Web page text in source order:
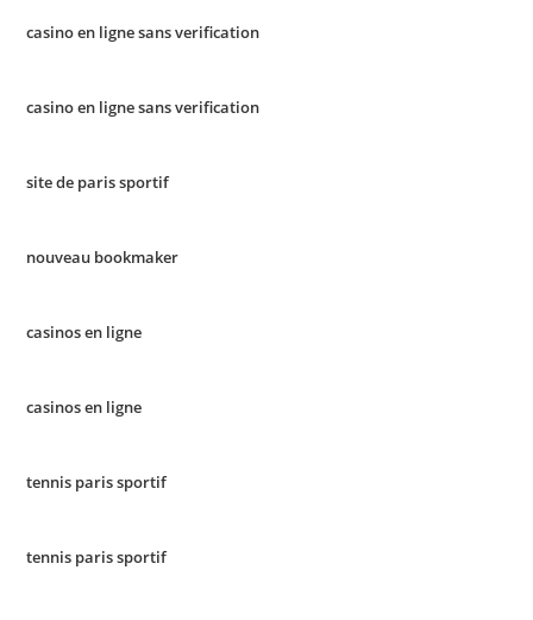
casino en ligne sans verification
casino en ligne sans verification
site de paris sportif
nouveau bookmaker
casinos en ligne
casinos en ligne
tennis paris sportif
tennis paris sportif